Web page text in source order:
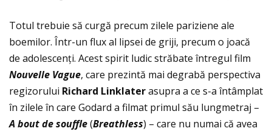
Totul trebuie să curgă precum zilele pariziene ale
boemilor. Într-un flux al lipsei de griji, precum o joacă
de adolescenţi. Acest spirit ludic străbate întregul film
Nouvelle Vague, care prezintă mai degrabă perspectiva
regizorului Richard Linklaterasupra a ce s-a întâmplat
în zilele în care Godard a filmat primul său lungmetraj –
A bout de souffle(Breathless) – care nu numai că avea